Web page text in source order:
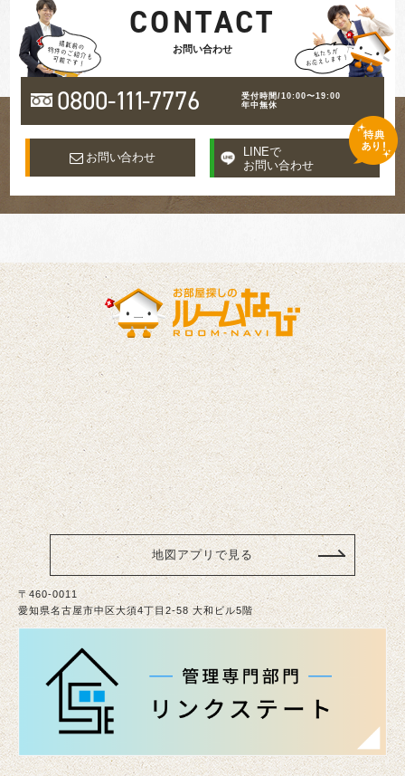
CONTACT
お問い合わせ
0800-111-7776
受付時間/10:00〜19:00
年中無休
お問い合わせ
LINEで
お問い合わせ
地図アプリで見る
〒460-0011
愛知県名古屋市中区大須4丁目2-58 大和ビル5階